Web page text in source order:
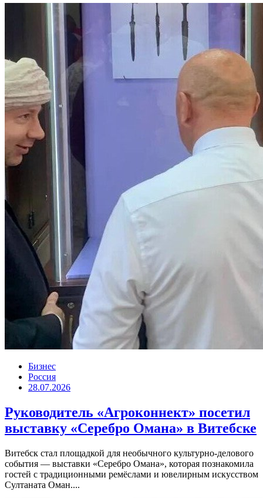
Бизнес
Россия
28.07.2026
Руководитель «Агроконнект» посетил
выставку «Серебро Омана» в Витебске
Витебск стал площадкой для необычного культурно-делового
события — выставки «Серебро Омана», которая познакомила
гостей с традиционными ремёслами и ювелирным искусством
Султаната Оман....